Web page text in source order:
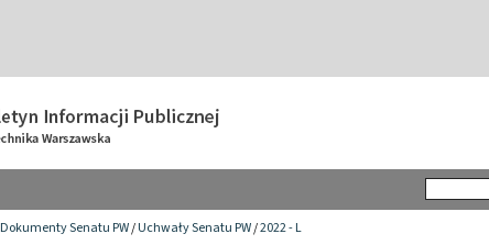
Dokumenty Senatu PW/Uchwały Senatu PW/2022 - L